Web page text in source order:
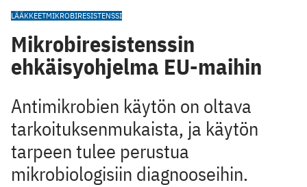
LÄÄKKEETMIKROBIRESISTENSSI
Mikrobiresistenssin
ehkäisyohjelma EU-maihin
Antimikrobien käytön on oltava
tarkoituksenmukaista, ja käytön
tarpeen tulee perustua
mikrobiologisiin diagnooseihin.